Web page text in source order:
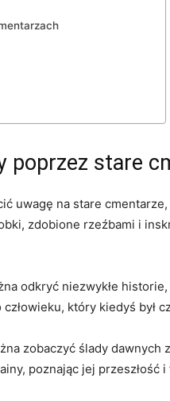
poprzez stare
uwagę na stare
zdobione rzeźbami i
odkryć niezwykłe⁣
który kiedyś był
⁤zobaczyć ślady
poznając jej przeszłość ⁣i